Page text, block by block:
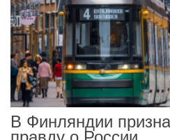
В Финляндии